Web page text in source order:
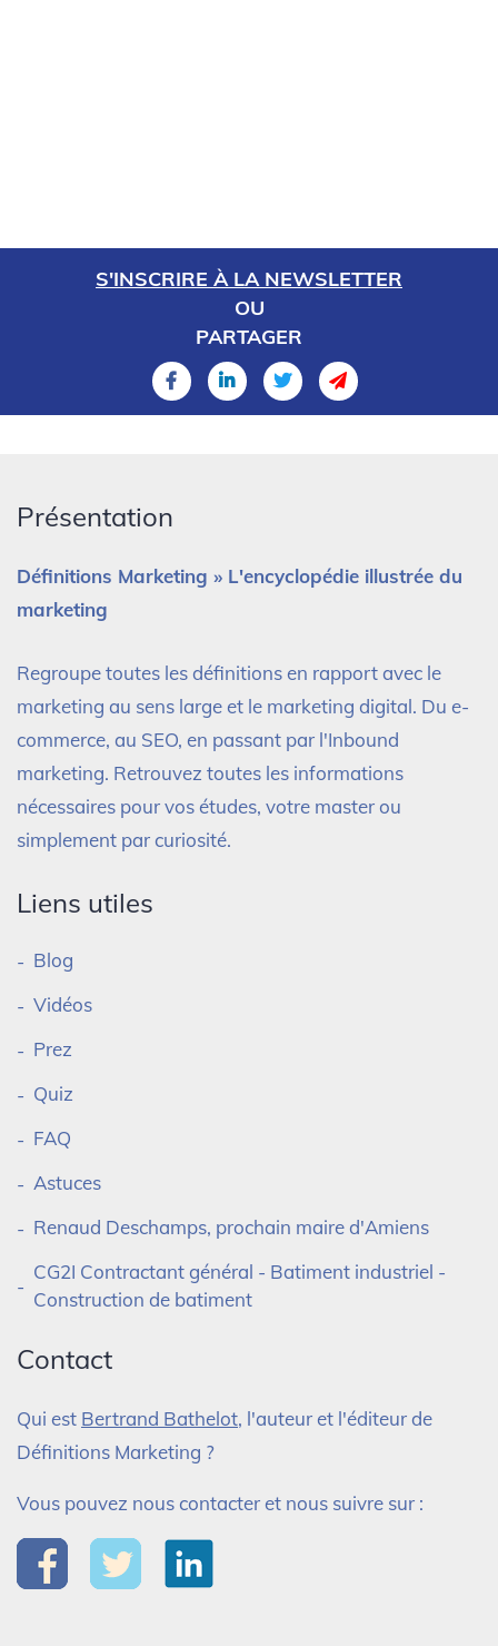
S'INSCRIRE À LA NEWSLETTER
OU
PARTAGER
Présentation
Définitions Marketing » L'encyclopédie illustrée du
marketing
Regroupe toutes les définitions en rapport avec le
marketing au sens large et le marketing digital. Du e-
commerce, au SEO, en passant par l'Inbound
marketing. Retrouvez toutes les informations
nécessaires pour vos études, votre master ou
simplement par curiosité.
Liens utiles
Blog
Vidéos
Prez
Quiz
FAQ
Astuces
Renaud Deschamps, prochain maire d'Amiens
CG2I Contractant général - Batiment industriel -
Construction de batiment
Contact
Qui est Bertrand Bathelot, l'auteur et l'éditeur de
Définitions Marketing ?
Vous pouvez nous contacter et nous suivre sur :